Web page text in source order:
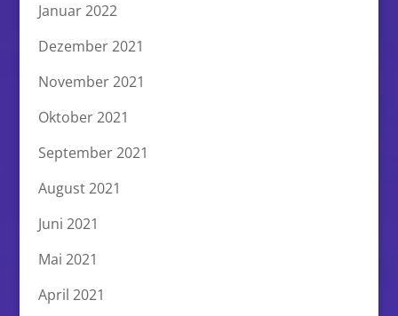
Januar 2022
Dezember 2021
November 2021
Oktober 2021
September 2021
August 2021
Juni 2021
Mai 2021
April 2021